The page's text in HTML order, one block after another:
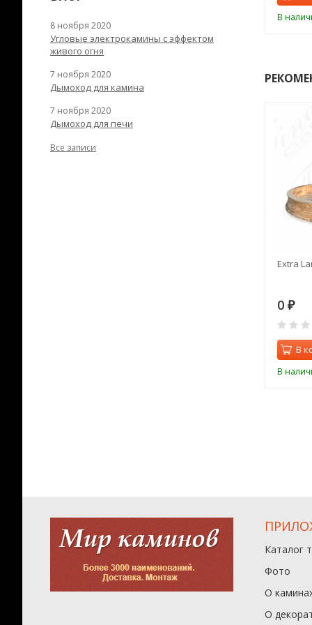
В
Extra
0 ₽
В
В
8 ноября 2020
Угловые электрокамины с эффектом
живого огня
7 ноября 2020
Дымоход для камина
7 ноября 2020
Дымоход для печи
Все записи
Каталог
Фото
О
О